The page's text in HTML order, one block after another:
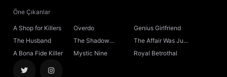
Öne Çıkanlar
A Shop for Killers Overdo
Genius Girlfriend
The Husband
The Shadow
Sovereign
The Affair Was Just
the Beginning
A Bona Fide Killer Mystic Nine Royal Betrothal